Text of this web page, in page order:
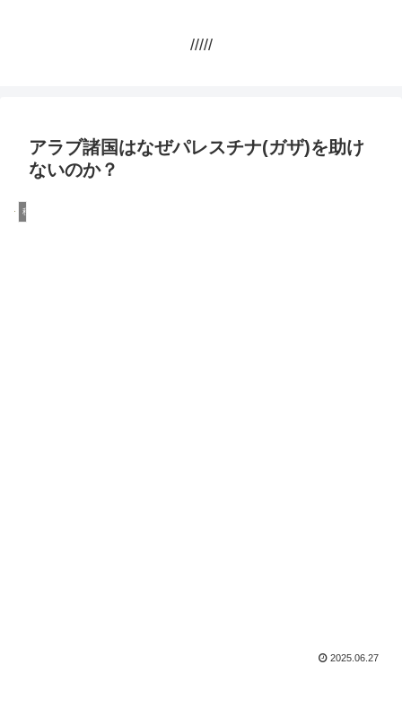
/////
アラブ諸国はなぜパレスチナ(ガザ)を助け
ないのか？
移民
2025.06.27